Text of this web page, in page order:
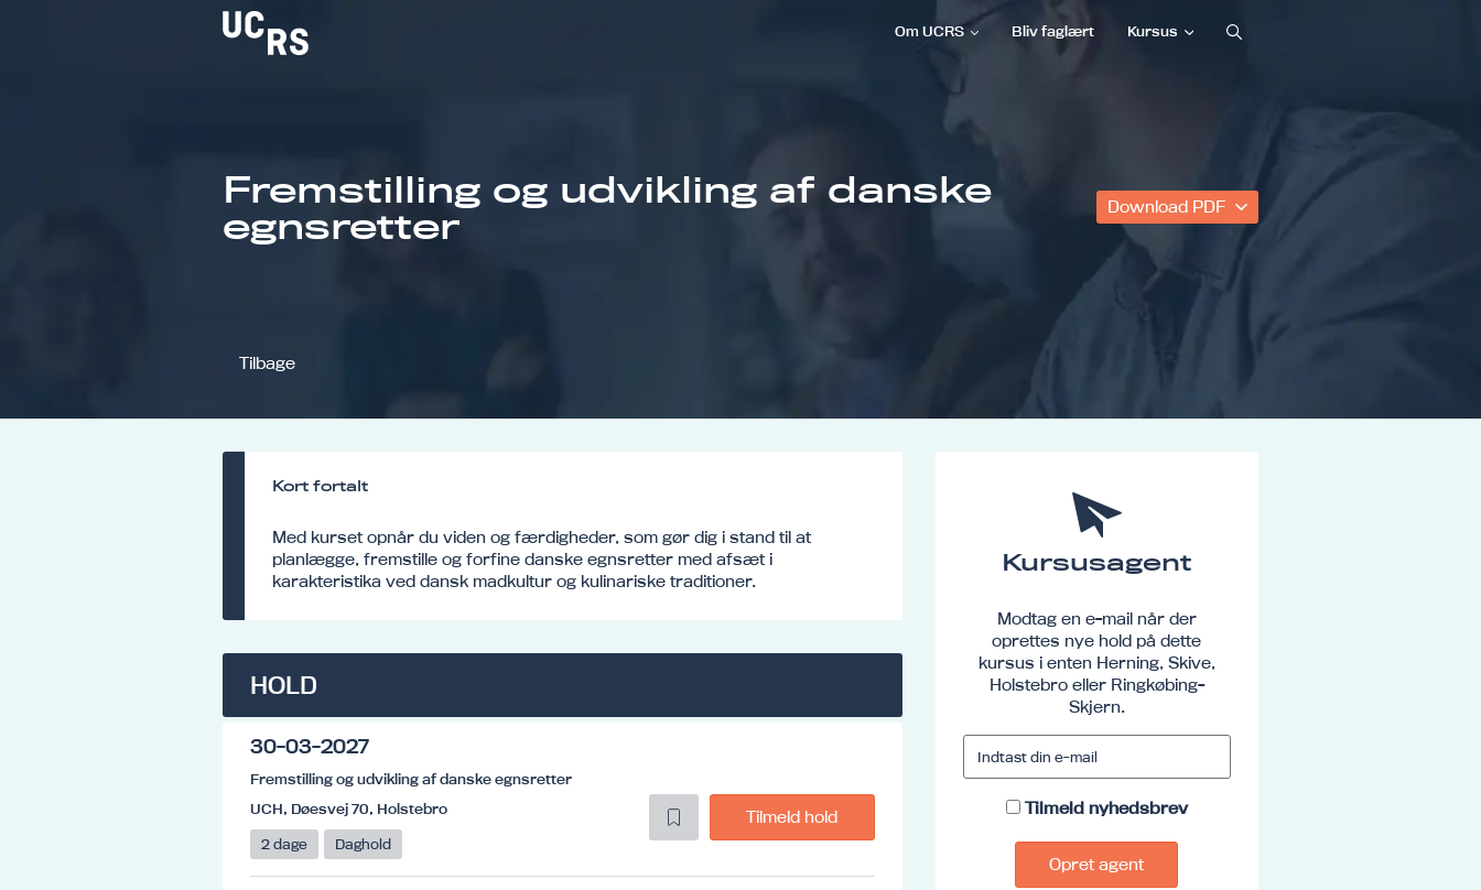
Om UCRS Bliv faglært Kursus
Fremstilling og udvikling af danske
egnsretter
Download PDF
Tilbage
Kort fortalt
Med kurset opnår du viden og færdigheder, som gør dig i stand til at
planlægge, fremstille og forfine danske egnsretter med afsæt i
karakteristika ved dansk madkultur og kulinariske traditioner.
HOLD
30-03-2027
Fremstilling og udvikling af danske egnsretter
UCH, Døesvej 70, Holstebro
2 dage
Daghold
Tilmeld hold
Kursusagent
Modtag en e-mail når der
oprettes nye hold på dette
kursus i enten Herning, Skive,
Holstebro eller Ringkøbing-
Skjern.
Tilmeld nyhedsbrev
Opret agent